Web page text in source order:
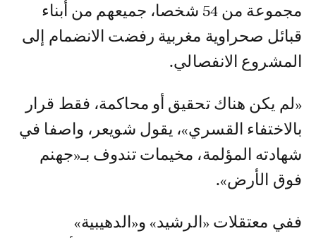
مجموعة من 54 شخصا، جميعهم من أبناء
قبائل صحراوية مغربية رفضت الانضمام إلى
المشروع الانفصالي.
«لم يكن هناك تحقيق أو محاكمة، فقط قرار
بالاختفاء القسري»، يقول شويعر، واصفا في
شهادته المؤلمة، مخيمات تندوف بـ«جهنم
فوق الأرض».
ففي معتقلات «الرشيد» و«الدهيبية»